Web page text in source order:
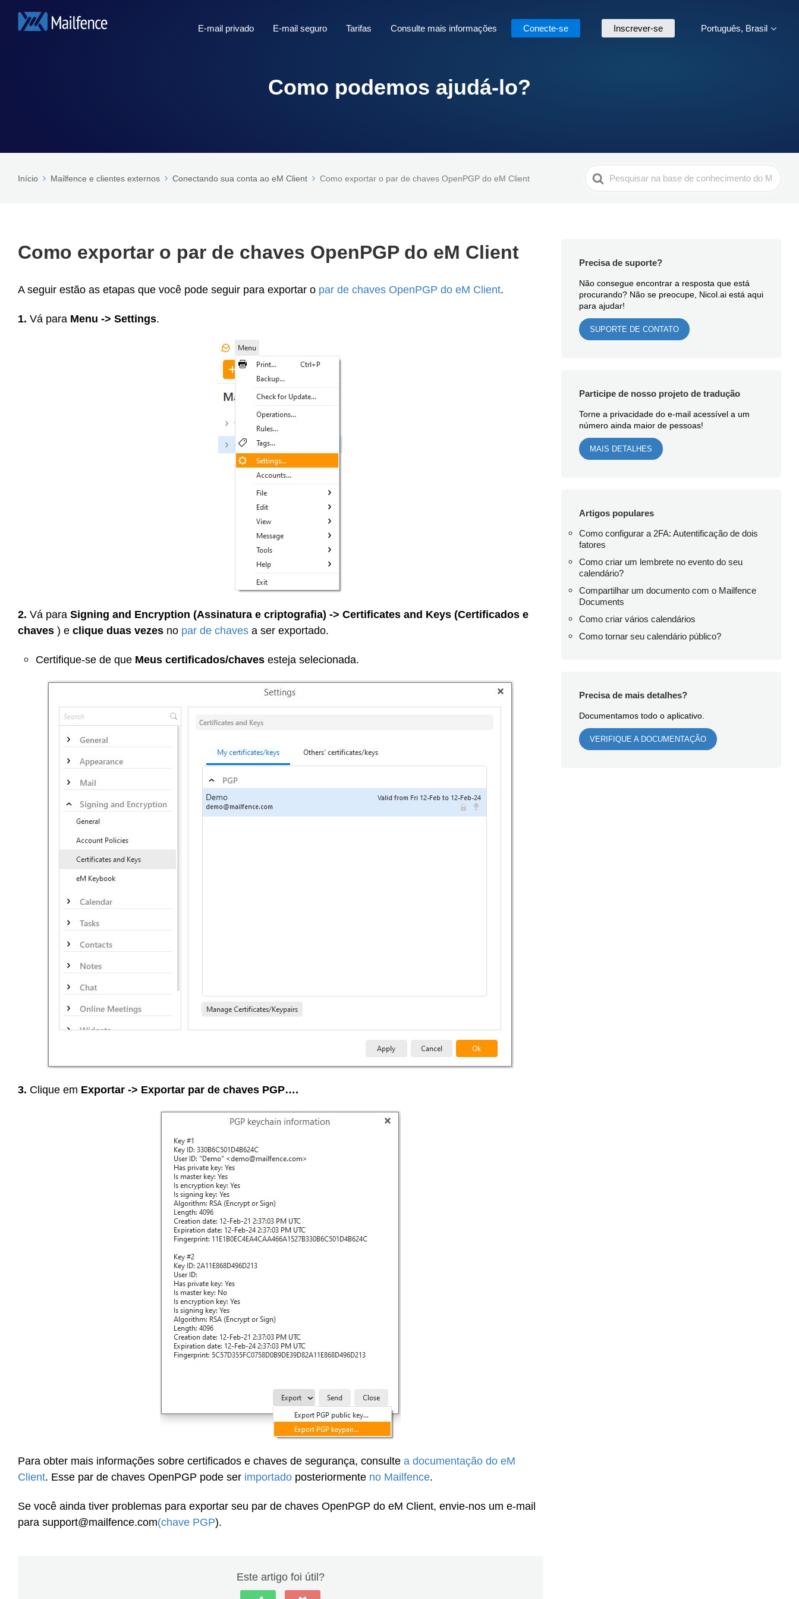
E-mail privado E-mail seguro Tarifas Consulte mais informações Conecte-se Inscrever-se Português, Brasil
Como podemos ajudá-lo?
Início Mailfence e clientes externos Conectando sua conta ao eM Client Como exportar o par de chaves OpenPGP do eM Client
Search
For
Como exportar o par de chaves OpenPGP do eM Client
A seguir estão as etapas que você pode seguir para exportar o par de chaves OpenPGP do eM Client.
1. Vá para Menu -> Settings.
2. Vá para Signing and Encryption (Assinatura e criptografia) -> Certificates and Keys (Certificados e
chaves ) e clique duas vezes no par de chaves a ser exportado.
Certifique-se de que Meus certificados/chaves esteja selecionada.
3. Clique em Exportar -> Exportar par de chaves PGP….
Para obter mais informações sobre certificados e chaves de segurança, consulte a documentação do eM
Client. Esse par de chaves OpenPGP pode ser importado posteriormente no Mailfence.
Se você ainda tiver problemas para exportar seu par de chaves OpenPGP do eM Client, envie-nos um e-mail
para support@mailfence.com(chave PGP).
Este artigo foi útil?
Precisa de suporte?
Não consegue encontrar a resposta que está
procurando? Não se preocupe, Nicol.ai está aqui
para ajudar!
SUPORTE DE CONTATO
Participe de nosso projeto de tradução
Torne a privacidade do e-mail acessível a um
número ainda maior de pessoas!
MAIS DETALHES
Artigos populares
Como configurar a 2FA: Autentificação de dois
fatores
Como criar um lembrete no evento do seu
calendário?
Compartilhar um documento com o Mailfence
Documents
Como criar vários calendários
Como tornar seu calendário público?
Precisa de mais detalhes?
Documentamos todo o aplicativo.
VERIFIQUE A DOCUMENTAÇÃO